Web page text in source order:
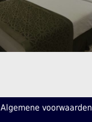
Algemene voorwaarden